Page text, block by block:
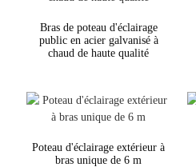
Bras de poteau d'éclairage
public en acier galvanisé à
chaud de haute qualité
Poteau d'éclairage extérieur à
bras unique de 6 m